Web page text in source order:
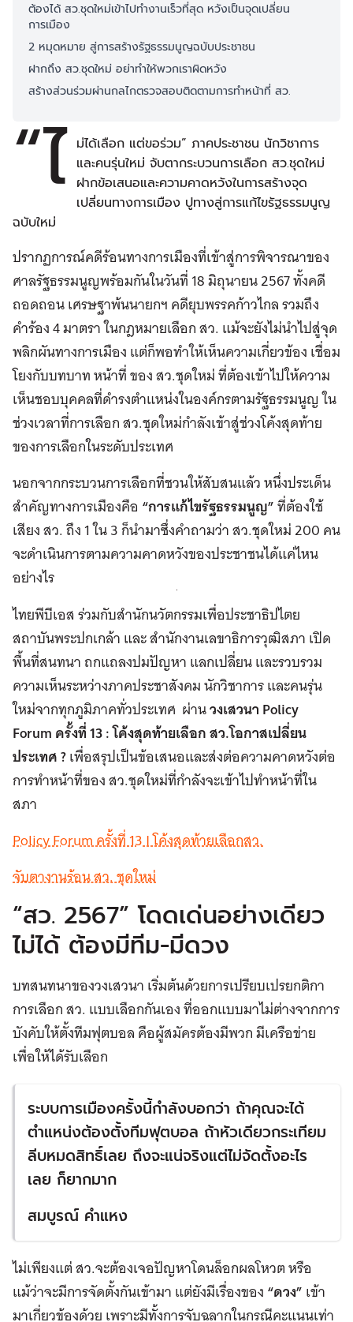
ต้องได้ สว.ชุดใหม่เข้าไปทำงานเร็วที่สุด หวังเป็นจุดเปลี่ยน
การเมือง
2 หมุดหมาย สู่การสร้างรัฐธรรมนูญฉบับประชาชน
ฝากถึง สว.ชุดใหม่ อย่าทำให้พวกเราผิดหวัง
สร้างส่วนร่วมผ่านกลไกตรวจสอบติดตามการทำหน้าที่ สว.
“ไ ม่ได้เลือก แต่ขอร่วม” ภาคประชาชน นักวิชาการ
และคนรุ่นใหม่ จับตากระบวนการเลือก สว.ชุดใหม่
ฝากข้อเสนอและความคาดหวังในการสร้างจุด
เปลี่ยนทางการเมือง ปูทางสู่การแก้ไขรัฐธรรมนูญ
ฉบับใหม่
ปรากฏการณ์คดีร้อนทางการเมืองที่เข้าสู่การพิจารณาของ
ศาลรัฐธรรมนูญพร้อมกันในวันที่ 18 มิถุนายน 2567 ทั้งคดี
ถอดถอน เศรษฐาพ้นนายกฯ คดียุบพรรคก้าวไกล รวมถึง
คำร้อง 4 มาตรา ในกฎหมายเลือก สว. แม้จะยังไม่นำไปสู่จุด
พลิกผันทางการเมือง แต่ก็พอทำให้เห็นความเกี่ยวข้อง เชื่อม
โยงกับบทบาท หน้าที่ ของ สว.ชุดใหม่ ที่ต้องเข้าไปให้ความ
เห็นชอบบุคคลที่ดำรงตำแหน่งในองค์กรตามรัฐธรรมนูญ ใน
ช่วงเวลาที่การเลือก สว.ชุดใหม่กำลังเข้าสู่ช่วงโค้งสุดท้าย
ของการเลือกในระดับประเทศ
นอกจากกระบวนการเลือกที่ชวนให้สับสนแล้ว หนึ่งประเด็น
สำคัญทางการเมืองคือ “การแก้ไขรัฐธรรมนูญ”ที่ต้องใช้
เสียง สว. ถึง 1 ใน 3 ก็นำมาซึ่งคำถามว่า สว.ชุดใหม่ 200 คน
จะดำเนินการตามความคาดหวังของประชาชนได้แค่ไหน
อย่างไร
ไทยพีบีเอส ร่วมกับสำนักนวัตกรรมเพื่อประชาธิปไตย
สถาบันพระปกเกล้า และ สำนักงานเลขาธิการวุฒิสภา เปิด
พื้นที่สนทนา ถกแถลงปมปัญหา แลกเปลี่ยน และรวบรวม
ความเห็นระหว่างภาคประชาสังคม นักวิชาการ และคนรุ่น
ใหม่จากทุกภูมิภาคทั่วประเทศ ผ่านวงเสวนาPolicy
Forum ครั้งที่ 13 : โค้งสุดท้ายเลือก สว.โอกาสเปลี่ยน
ประเทศ ?เพื่อสรุปเป็นข้อเสนอและส่งต่อความคาดหวังต่อ
การทำหน้าที่ของ สว.ชุดใหม่ที่กำลังจะเข้าไปทำหน้าที่ใน
สภา
Policy Forum ครั้งที่ 13 I โค้งสุดท้ายเลือกสว.
จับตางานร้อน สว. ชุดใหม่
“สว. 2567” โดดเด่นอย่างเดียว
ไม่ได้ ต้องมีทีม-มีดวง
บทสนทนาของวงเสวนา เริ่มต้นด้วยการเปรียบเปรยกติกา
การเลือก สว. แบบเลือกกันเอง ที่ออกแบบมาไม่ต่างจากการ
บังคับให้ตั้งทีมฟุตบอล คือผู้สมัครต้องมีพวก มีเครือข่าย
เพื่อให้ได้รับเลือก
ระบบการเมืองครั้งนี้กำลังบอกว่า ถ้าคุณจะได้
ตำแหน่งต้องตั้งทีมฟุตบอล ถ้าหัวเดียวกระเทียม
ลีบหมดสิทธิ์เลย ถึงจะแน่จริงแต่ไม่จัดตั้งอะไร
เลย ก็ยากมาก
สมบูรณ์ คำแหง
ไม่เพียงแต่ สว.จะต้องเจอปัญหาโดนล็อกผลโหวต หรือ
แม้ว่าจะมีการจัดตั้งกันเข้ามา แต่ยังมีเรื่องของ“ดวง”เข้า
มาเกี่ยวข้องด้วย เพราะมีทั้งการจับฉลากในกรณีคะแนนเท่า